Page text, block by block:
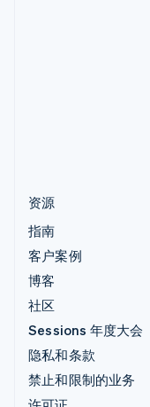
资源
指南
客户案例
博客
社区
Sessions 年度大会
隐私和条款
禁止和限制的业务